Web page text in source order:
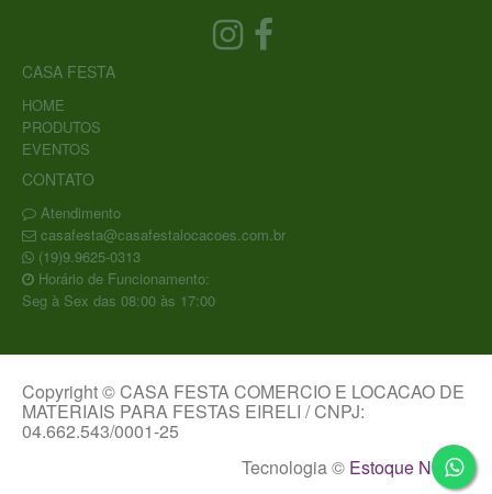
CASA FESTA
HOME
PRODUTOS
EVENTOS
CONTATO
Atendimento
casafesta@casafestalocacoes.com.br
(19)9.9625-0313
Horário de Funcionamento:
Seg à Sex das 08:00 às 17:00
Copyright © CASA FESTA COMERCIO E LOCACAO DE
MATERIAIS PARA FESTAS EIRELI / CNPJ:
04.662.543/0001-25
Tecnologia © Estoque NOW.